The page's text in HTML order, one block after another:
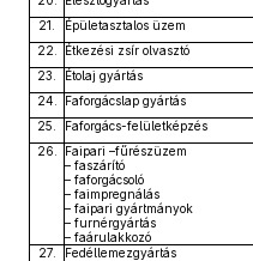
21.
Épületasztalos üzem
22.
Étkezési zsír olvasztó
23.
Étolaj gyártás
24.
Faforgácslap gyártás
25.
Faforgács-felületképzés
26.
Faipari –fűrészüzem
– faszárító
– faforgácsoló
– faimpregnálás
– faipari gyártmányok
– furnérgyártás
– faárulakkozó
27.
Fedéllemezgyártás